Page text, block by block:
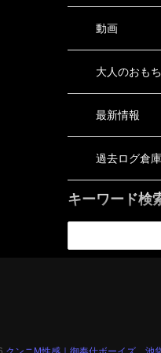
動画
大人のおも
最新情報
過去ログ倉庫
キーワード検